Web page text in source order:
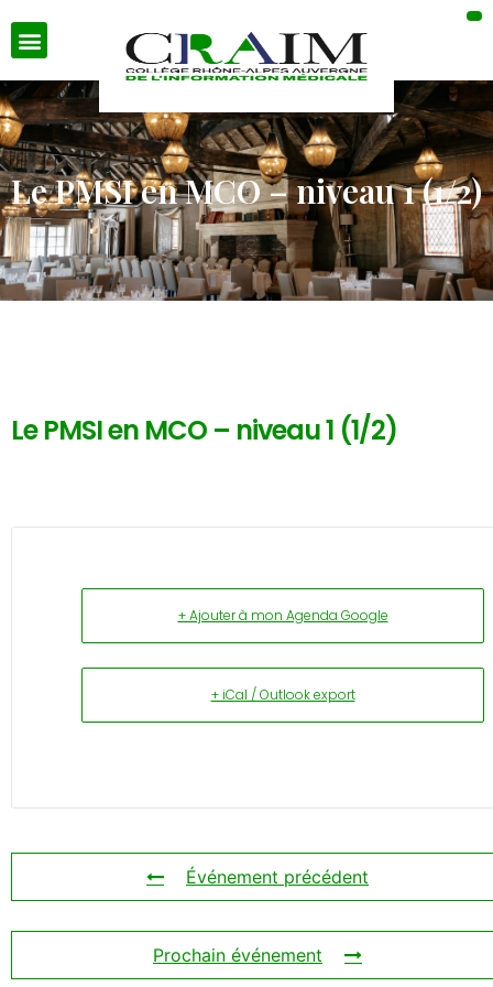
Le PMSI en MCO – niveau 1 (1/2)
Le PMSI en MCO – niveau 1 (1/2)
+ Ajouter à mon Agenda Google
+ iCal / Outlook export
Événement précédent
Prochain événement